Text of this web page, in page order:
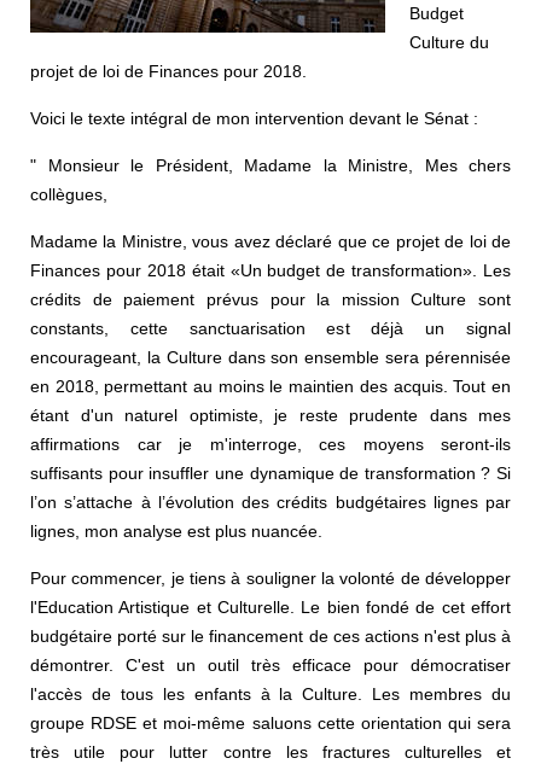
Budget
Culture du
projet de loi de Finances pour 2018.
Voici le texte intégral de mon intervention devant le Sénat :
" Monsieur le Président, Madame la Ministre, Mes chers
collègues,
Madame la Ministre, vous avez déclaré que ce projet de loi de
Finances pour 2018 était «Un budget de transformation». Les
crédits de paiement prévus pour la mission Culture sont
constants, cette sanctuarisation est déjà un signal
encourageant, la Culture dans son ensemble sera pérennisée
en 2018, permettant au moins le maintien des acquis. Tout en
étant d'un naturel optimiste, je reste prudente dans mes
affirmations car je m'interroge, ces moyens seront-ils
suffisants pour insuffler une dynamique de transformation ? Si
l’on s’attache à l’évolution des crédits budgétaires lignes par
lignes, mon analyse est plus nuancée.
Pour commencer, je tiens à souligner la volonté de développer
l'Education Artistique et Culturelle. Le bien fondé de cet effort
budgétaire porté sur le financement de ces actions n'est plus à
démontrer. C'est un outil très efficace pour démocratiser
l'accès de tous les enfants à la Culture. Les membres du
groupe RDSE et moi-même saluons cette orientation qui sera
très utile pour lutter contre les fractures culturelles et